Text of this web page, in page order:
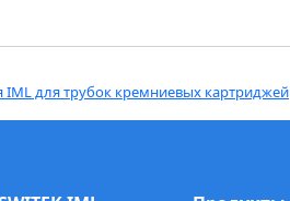
IML для трубок кремниевых картриджей